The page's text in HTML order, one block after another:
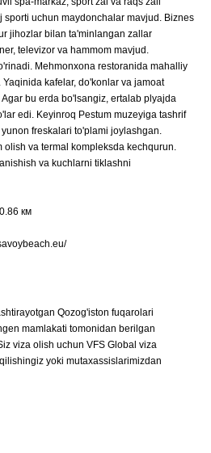
uchun maydonchalar mavjud. Biznes
jihozlar bilan ta'minlangan zallar
televizor va hammom mavjud.
Mehmonxona restoranida mahalliy
kafelar, do'konlar va jamoat
bu erda bo'lsangiz, ertalab plyajda
edi. Keyinroq Pestum muzeyiga tashrif
freskalari to'plami joylashgan.
va termal kompleksda kechqurun.
va kuchlarni tiklashni
км
Qozog'iston fuqarolari
mamlakati tomonidan berilgan
viza olish uchun VFS Global viza
yoki mutaxassislarimizdan